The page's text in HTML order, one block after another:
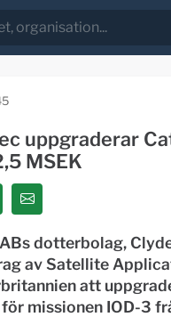
uppgraderar
MSEK
dotterbolag,
av Satellite
att
missionen IOD-3